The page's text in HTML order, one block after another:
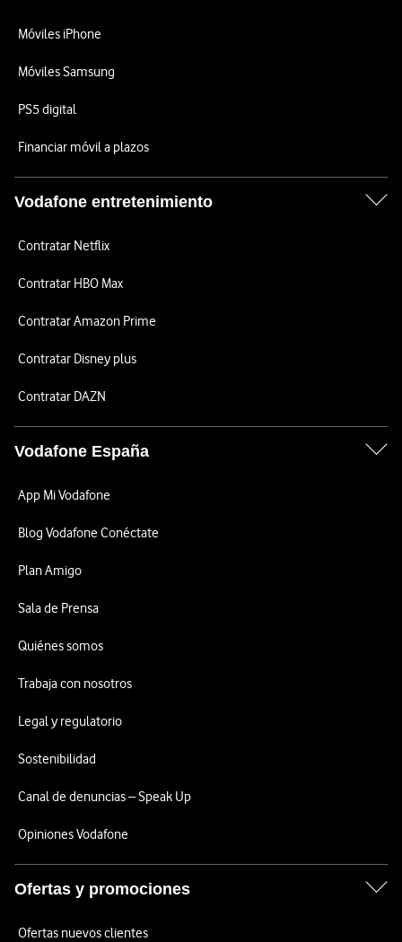
Móviles iPhone
Móviles Samsung
PS5 digital
Financiar móvil a plazos
Vodafone entretenimiento
Contratar Netflix
Contratar HBO Max
Contratar Amazon Prime
Contratar Disney plus
Contratar DAZN
Vodafone España
App Mi Vodafone
Blog Vodafone Conéctate
Plan Amigo
Sala de Prensa
Quiénes somos
Trabaja con nosotros
Legal y regulatorio
Sostenibilidad
Canal de denuncias – Speak Up
Opiniones Vodafone
Ofertas y promociones
Ofertas nuevos clientes